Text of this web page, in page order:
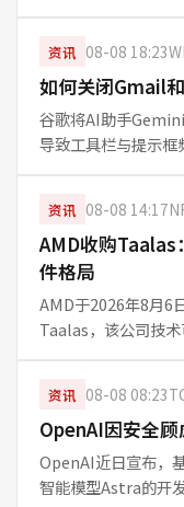
资讯 08-08 18:23
如何关闭Gmail
谷歌将AI助手
导致工具栏与提示
WIRED报道，
资讯 08-08 14:17
AMD收购Taalas
件格局
AMD于2026年8月6
Taalas，该公司技
不明朗
资讯 08-08 08:23
OpenAI因安全
OpenAI近日宣布，
智能模型Astra的开